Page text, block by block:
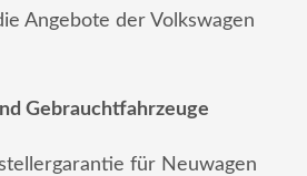
Angebote der Volkswagen
Gebrauchtfahrzeuge
für Neuwagen